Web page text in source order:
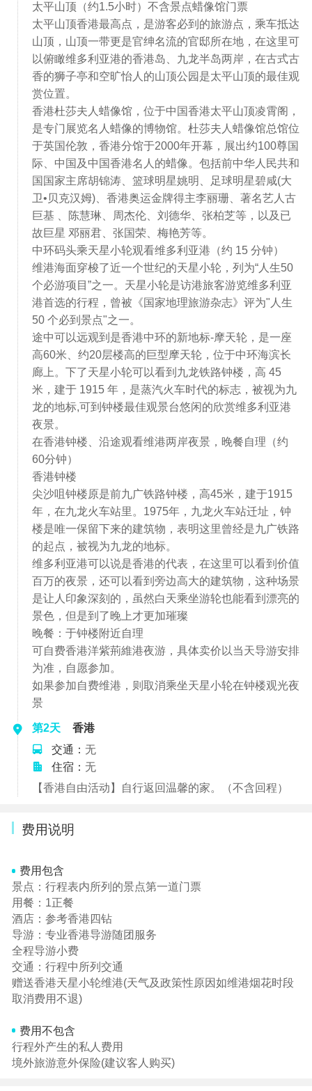
太平山顶（约1.5小时）不含景点蜡像馆门票
太平山顶香港最高点，是游客必到的旅游点，乘车抵达
山顶，山顶一带更是官绅名流的官邸所在地，在这里可
以俯瞰维多利亚港的香港岛、九龙半岛两岸，在古式古
香的狮子亭和空旷怡人的山顶公园是太平山顶的最佳观
赏位置。
香港杜莎夫人蜡像馆，位于中国香港太平山顶凌霄阁，
是专门展览名人蜡像的博物馆。杜莎夫人蜡像馆总馆位
于英国伦敦，香港分馆于2000年开幕，展出约100尊国
际、中国及中国香港名人的蜡像。包括前中华人民共和
国国家主席胡锦涛、篮球明星姚明、足球明星碧咸(大
卫•贝克汉姆)、香港奥运金牌得主李丽珊、著名艺人古
巨基 、陈慧琳、周杰伦、刘德华、张柏芝等，以及已
故巨星 邓丽君、张国荣、梅艳芳等。
中环码头乘天星小轮观看维多利亚港（约 15 分钟）
维港海面穿梭了近一个世纪的天星小轮，列为“人生50
个必游项目”之一。天星小轮是访港旅客游览维多利亚
港首选的行程，曾被《国家地理旅游杂志》评为"人生
50 个必到景点"之一。
途中可以远观到是香港中环的新地标-摩天轮，是一座
高60米、约20层楼高的巨型摩天轮，位于中环海滨长
廊上。下了天星小轮可以看到九龙铁路钟楼，高 45
米，建于 1915 年，是蒸汽火车时代的标志，被视为九
龙的地标,可到钟楼最佳观景台悠闲的欣赏维多利亚港
夜景。
在香港钟楼、沿途观看维港两岸夜景，晚餐自理（约
60分钟）
香港钟楼
尖沙咀钟楼原是前九广铁路钟楼，高45米，建于1915
年，在九龙火车站里。1975年，九龙火车站迁址，钟
楼是唯一保留下来的建筑物，表明这里曾经是九广铁路
的起点，被视为九龙的地标。
维多利亚港可以说是香港的代表，在这里可以看到价值
百万的夜景，还可以看到旁边高大的建筑物，这种场景
是让人印象深刻的，虽然白天乘坐游轮也能看到漂亮的
景色，但是到了晚上才更加璀璨
晚餐：于钟楼附近自理
可自费香港洋紫荊維港夜游，具体卖价以当天导游安排
为准，自愿参加。
如果参加自费维港，则取消乘坐天星小轮在钟楼观光夜
景
第2天
香港
交通： 无
住宿： 无
【香港自由活动】自行返回温馨的家。（不含回程）
费用说明
费用包含
景点：行程表内所列的景点第一道门票
用餐：1正餐
酒店：参考香港四钻
导游：专业香港导游随团服务
全程导游小费
交通：行程中所列交通
赠送香港天星小轮维港(天气及政策性原因如维港烟花时段
取消费用不退)
费用不包含
行程外产生的私人费用
境外旅游意外保险(建议客人购买)